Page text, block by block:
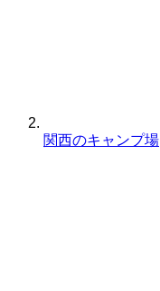
関西のキャンプ場